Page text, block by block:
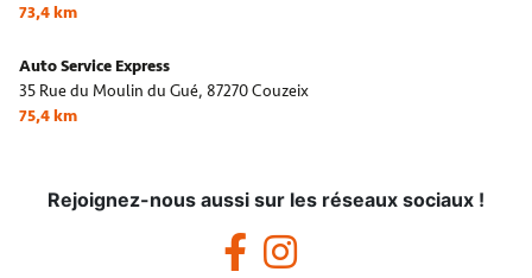
73,4 km
Auto Service Express
35 Rue du Moulin du Gué, 87270 Couzeix
75,4 km
Rejoignez-nous aussi sur les réseaux sociaux !